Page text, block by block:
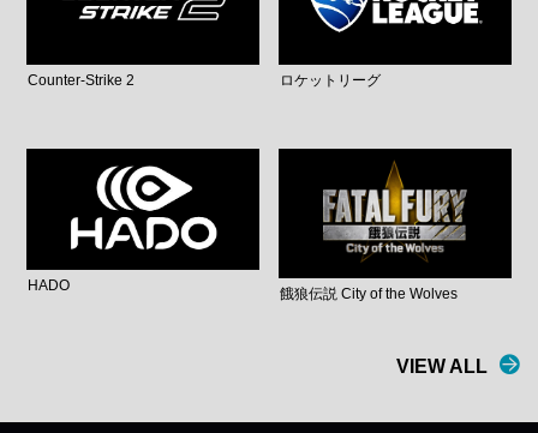
Counter-Strike 2 ロケットリーグ
HADO
餓狼伝説 City of the Wolves
VIEW ALL